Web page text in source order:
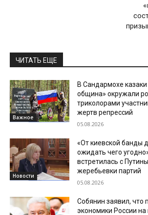
ЧИТАТЬ ЕЩЕ
Важное
В Сандармохе казаки
община» окружали
триколорами
жертв репрессий
05.08.2026
Новости
«От киевской банды
ожидать чего
встретилась с
жеребьевки партий
05.08.2026
Собянин заявил, что
экономики России